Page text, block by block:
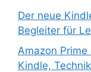
Der neue
Begleiter für
Amazon
Kindle,